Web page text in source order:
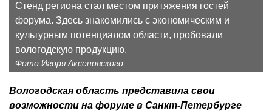
Стенд региона стал местом притяжения гостей
форума. Здесь знакомились с экономическим и
культурным потенциалом области, пробовали
вологодскую продукцию.
Фото Игоря Аксеновского
Вологодская область представила свои
возможности на форуме в Санкт-Петербурге